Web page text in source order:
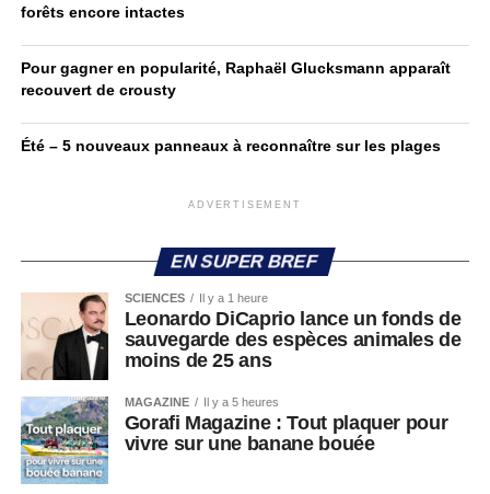
forêts encore intactes
Pour gagner en popularité, Raphaël Glucksmann apparaît
recouvert de crousty
Été – 5 nouveaux panneaux à reconnaître sur les plages
ADVERTISEMENT
EN SUPER BREF
SCIENCES Il y a 1 heure
Leonardo DiCaprio lance un fonds de
sauvegarde des espèces animales de
moins de 25 ans
MAGAZINE Il y a 5 heures
Gorafi Magazine : Tout plaquer pour
vivre sur une banane bouée